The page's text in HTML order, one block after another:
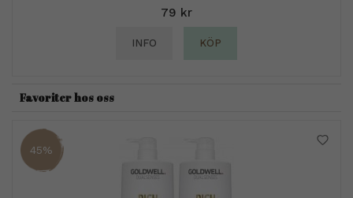
79 kr
INFO KÖP
Favoriter hos oss
45%